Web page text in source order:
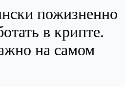
пожизненно
в крипте.
на самом